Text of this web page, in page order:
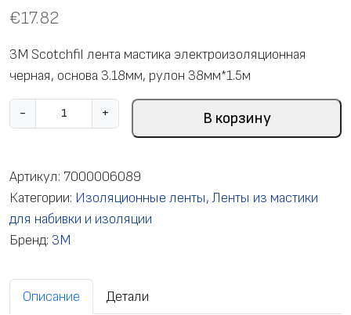
€17.82
3M Scotchfil лента мастика электроизоляционная
черная, основа 3.18мм, рулон 38мм*1.5м
-
о
и
ч
е
с
в
+ В корзину
Артикул: 7000006089
Категории: Изоляционные ленты,Ленты из мастики
для набивки и изоляции
Бренд: 3M
Описание Детали